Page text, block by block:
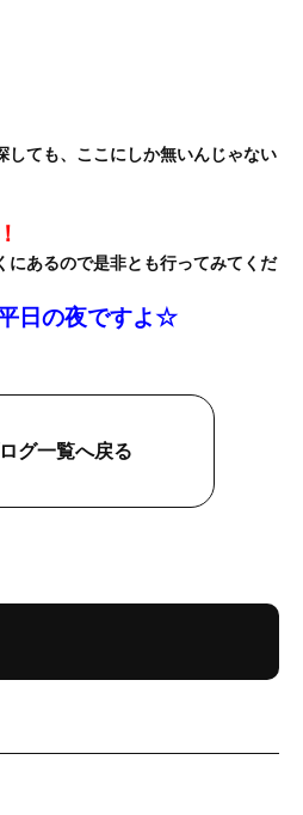
しても、ここにしか無いんじゃない
にあるので是非とも行ってみてくだ
日の夜ですよ☆
グ一覧へ戻る